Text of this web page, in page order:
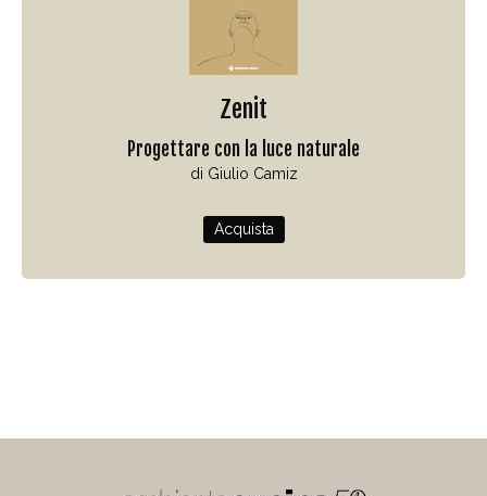
Zenit
Progettare con la luce naturale
di Giulio Camiz
Acquista